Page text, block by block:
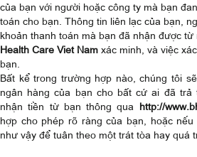
của bạn với người hoặc công ty mà bạn
toán cho bạn. Thông tin liên lạc của bạn,
khoản thanh toán mà bạn đã nhận được
Health Care Viet Nam xác minh, và việc
bạn.
Bất kể trong trường hợp nào, chúng tôi
ngân hàng của bạn cho bất cứ ai đã trả
nhận tiền từ bạn thông qua http://
hợp cho phép rõ ràng của bạn, hoặc
như vậy để tuân theo một trát tòa hay quá